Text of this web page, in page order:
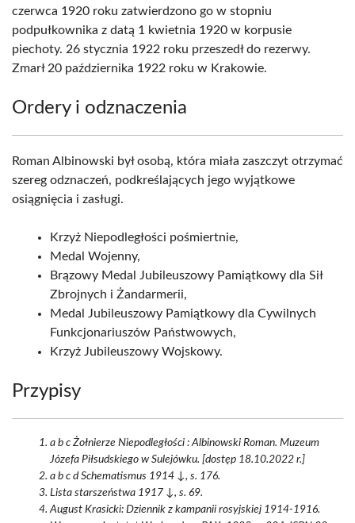
czerwca 1920 roku zatwierdzono go w stopniu
podpułkownika z datą 1 kwietnia 1920 w korpusie
piechoty. 26 stycznia 1922 roku przeszedł do rezerwy.
Zmarł 20 października 1922 roku w Krakowie.
Ordery i odznaczenia
Roman Albinowski był osobą, która miała zaszczyt otrzymać
szereg odznaczeń, podkreślających jego wyjątkowe
osiągnięcia i zasługi.
Krzyż Niepodległości pośmiertnie,
Medal Wojenny,
Brązowy Medal Jubileuszowy Pamiątkowy dla Sił
Zbrojnych i Żandarmerii,
Medal Jubileuszowy Pamiątkowy dla Cywilnych
Funkcjonariuszów Państwowych,
Krzyż Jubileuszowy Wojskowy.
Przypisy
a b c Żołnierze Niepodległości : Albinowski Roman. Muzeum
Józefa Piłsudskiego w Sulejówku. [dostęp 18.10.2022 r.]
a b c d Schematismus 1914 ↓, s. 176.
Lista starszeństwa 1917 ↓, s. 69.
August Krasicki: Dziennik z kampanii rosyjskiej 1914-1916.